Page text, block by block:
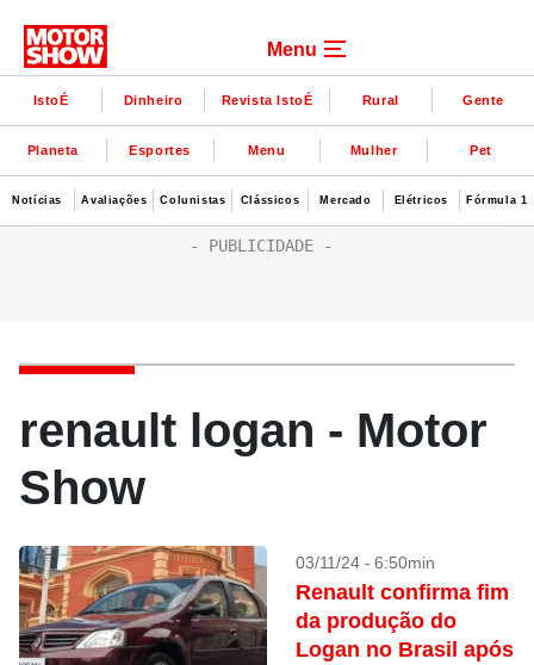
Menu
IstoÉ Dinheiro Revista IstoÉ Rural Gente
Planeta Esportes Menu Mulher Pet
Notícias Avaliações Colunistas Clássicos Mercado Elétricos Fórmula 1
renault logan - Motor
Show
03/11/24 - 6:50min
Renault confirma fim
da produção do
Logan no Brasil após